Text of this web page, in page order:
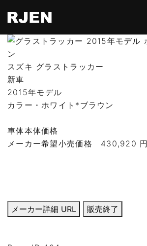
HOME
スズキ グラストラッカー
新車
2015年モデル
カラー・ホワイト*ブラウン
車体本体価格
メーカー希望小売価格 430,920 円
メーカー詳細 URL 販売終了